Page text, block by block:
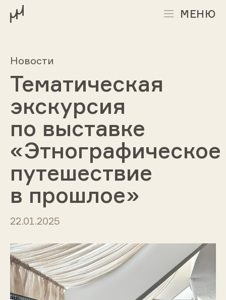
МЕНЮ
Новости
Тематическая
экскурсия
по выставке
«Этнографическое
путешествие
в прошлое»
22.01.2025